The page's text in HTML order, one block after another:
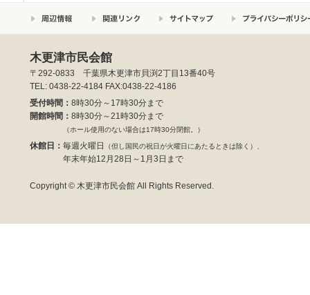
木更津市民会館
〒292-0833 千葉県木更津市貝渕2丁目13番40号
TEL: 0438-22-4184 FAX:0438-22-4186
受付時間： 8時30分～17時30分まで
開館時間： 8時30分～21時30分まで
（ホール使用のない場合は17時30分閉館。）
休館日： 毎週火曜日 （但し国民の祝日が火曜日にあたるときは除く）、
年末年始12月28日～1月3日まで
Copyright © 木更津市民会館 All Rights Reserved.